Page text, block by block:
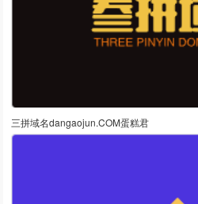
三拼域名dangaojun.COM蛋糕君